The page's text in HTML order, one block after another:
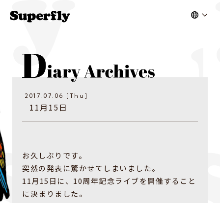
2017.07.06 [Thu]
11月15日
お久しぶりです。
突然の発表に驚かせてしまいました。
11月15日に、10周年記念ライブを開催すること
に決まりました。